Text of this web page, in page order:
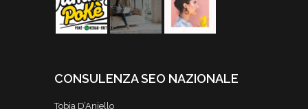
CONSULENZA SEO NAZIONALE
Tobia D’Aniello